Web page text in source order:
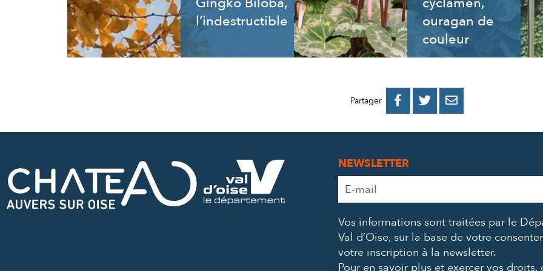
l’indestructible
ouragan de
couleur
Partager 
PARTAGER
PARTAGER
PARTAGER
NEWSLETTER
Adresse
e-
*
Vos informations sont traitées par le
Val d’Oise, sur la base de votre
votre inscription à la newsletter.
Pour en savoir plus et exercer vos droits,